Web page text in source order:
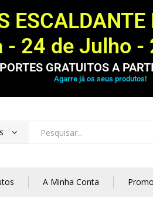
- 24 de Julho -
PORTES GRATUITOS A
Agarre já os seus produtos!
A Minha Conta